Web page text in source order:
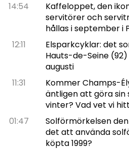
14:54
Kaffeloppet, den
servitörer och
hållas i september i
12:11
Elsparkcyklar: det
Hauts-de-Seine
augusti
11:31
Kommer Champs-
äntligen att göra
vinter? Vad vet vi
01:47
Solförmörkelsen den
det att använda
köpta 1999?